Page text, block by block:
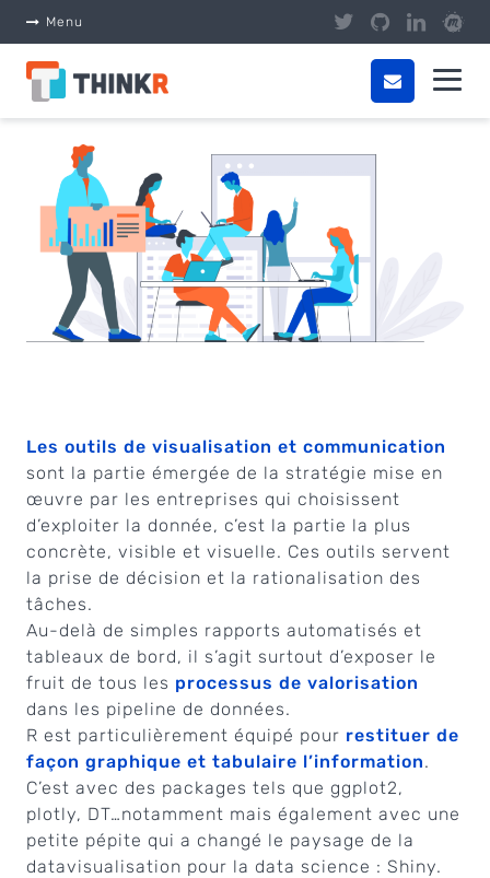
Menu
Les outils de visualisation et communication
sont la partie émergée de la stratégie mise en
œuvre par les entreprises qui choisissent
d’exploiter la donnée, c’est la partie la plus
concrète, visible et visuelle. Ces outils servent
la prise de décision et la rationalisation des
tâches.
Au-delà de simples rapports automatisés et
tableaux de bord, il s’agit surtout d’exposer le
fruit de tous les processus de valorisation
dans les pipeline de données.
R est particulièrement équipé pour restituer de
façon graphique et tabulaire l’information.
C’est avec des packages tels que ggplot2,
plotly, DT…notamment mais également avec une
petite pépite qui a changé le paysage de la
datavisualisation pour la data science : Shiny.
Panneau de gestion des cookies